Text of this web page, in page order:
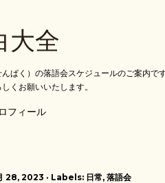
大全
ぱく）の落語会スケジュールのご案内
くお願いいたします。
フィール
28, 2023 Labels: 日常 落語会